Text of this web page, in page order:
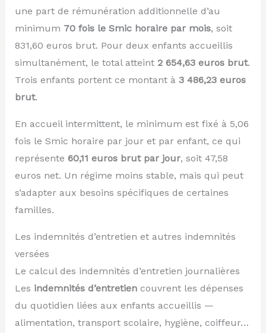
une part de rémunération additionnelle d’au
minimum 70 fois le Smic horaire par mois, soit
831,60 euros brut. Pour deux enfants accueillis
simultanément, le total atteint 2 654,63 euros brut.
Trois enfants portent ce montant à 3 486,23 euros
brut.
En accueil intermittent, le minimum est fixé à 5,06
fois le Smic horaire par jour et par enfant, ce qui
représente 60,11 euros brut par jour, soit 47,58
euros net. Un régime moins stable, mais qui peut
s’adapter aux besoins spécifiques de certaines
familles.
Les indemnités d’entretien et autres indemnités
versées
Le calcul des indemnités d’entretien journalières
Les indemnités d’entretiencouvrent les dépenses
du quotidien liées aux enfants accueillis —
alimentation, transport scolaire, hygiène, coiffeur…